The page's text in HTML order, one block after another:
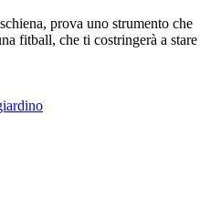
prova uno strumento che
fitball, che ti costringerà a stare